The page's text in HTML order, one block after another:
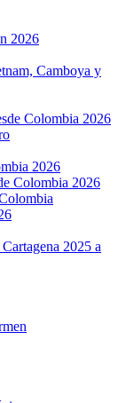
2026
Camboya y
Colombia 2026
2026
Colombia 2026
2025 a